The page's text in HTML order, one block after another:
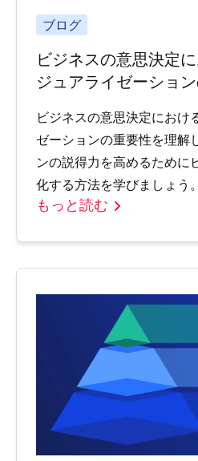
ブログ
ビジネスの意思決定
ジュアライゼーショ
ビジネスの意思決定におけ
ゼーションの重要性を理解
ンの説得力を高めるために
化する方法を学びましょう。
もっと読む